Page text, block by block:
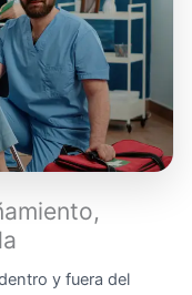
y fuera del